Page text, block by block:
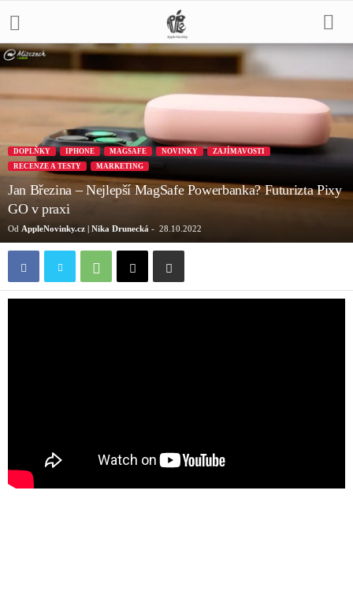
DOPLŇKY IPHONE MAGSAFE NOVINKY
ZAJÍMAVOSTI
RECENZE A TESTY
MARKETING
Jan Březina – Nejlepší MagSafe Powerbanka? Futurizta Pixy
GO v praxi
Od AppleNovinky.cz | Nika Drunecká - 28.10.2022